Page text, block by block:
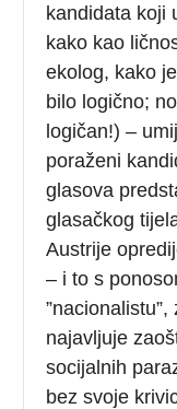
kandidata koji
kako kao
ekolog, kako
bilo logično;
logičan!) –
poraženi
glasova
glasačkog
Austrije
– i to s
najavljuje
socijalnih
bez svoje